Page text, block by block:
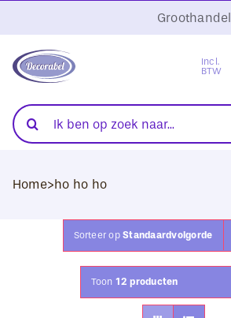
naar
inhoud
Groothandel
Incl.
BTW
Folies
Transferpersen
Sublimatie
Blanco Textiel
Zoeken
naar:
Home>ho ho ho
Sorteer opStandaardvolgorde
Toon 12 producten